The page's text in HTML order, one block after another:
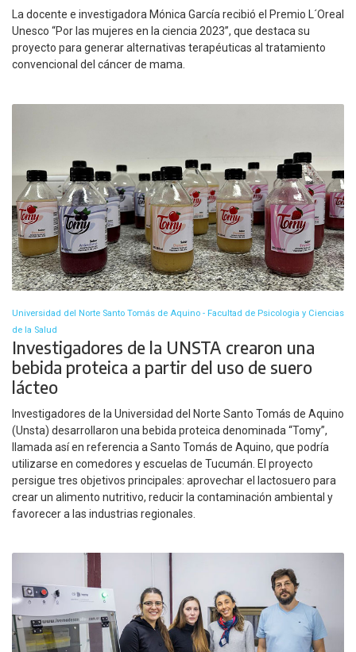
La docente e investigadora Mónica García recibió el Premio L´Oreal
Unesco “Por las mujeres en la ciencia 2023”, que destaca su
proyecto para generar alternativas terapéuticas al tratamiento
convencional del cáncer de mama.
Universidad del Norte Santo Tomás de Aquino - Facultad de Psicologia y Ciencias
de la Salud
Investigadores de la UNSTA crearon una
bebida proteica a partir del uso de suero
lácteo
Investigadores de la Universidad del Norte Santo Tomás de Aquino
(Unsta) desarrollaron una bebida proteica denominada “Tomy”,
llamada así en referencia a Santo Tomás de Aquino, que podría
utilizarse en comedores y escuelas de Tucumán. El proyecto
persigue tres objetivos principales: aprovechar el lactosuero para
crear un alimento nutritivo, reducir la contaminación ambiental y
favorecer a las industrias regionales.